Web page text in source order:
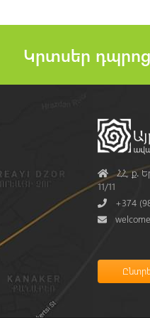
Կրտսեր դպրոց
AddressՀՀ, ք․
11/11
Phone+374
Mail